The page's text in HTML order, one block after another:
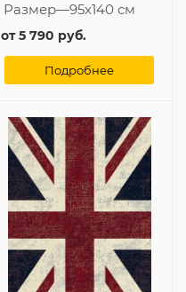
Размер—95x140 см
от5 790 руб.
Подробнее